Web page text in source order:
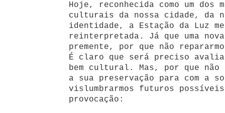
Hoje, reconhecida como um dos
culturais da nossa cidade, da
identidade, a Estação da Luz
reinterpretada. Já que uma
premente, por que não
É claro que será preciso
bem cultural. Mas, por que
a sua preservação para com a
vislumbrarmos futuros
provocação: